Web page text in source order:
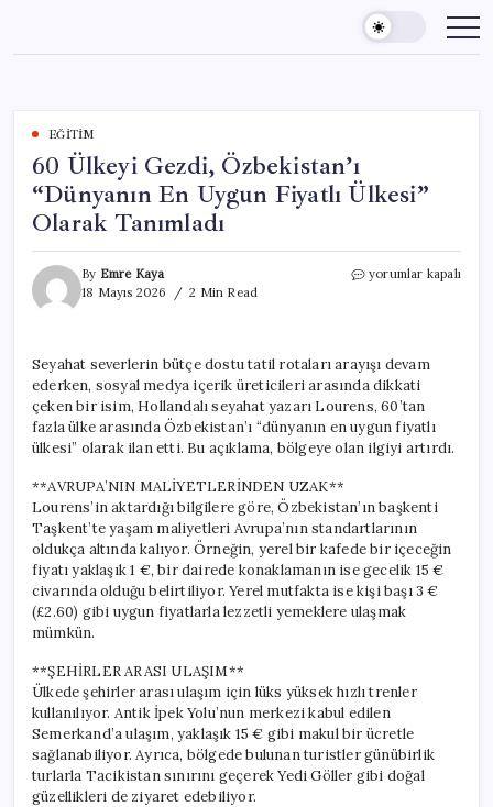
content
EĞITIM
60 Ülkeyi Gezdi, Özbekistan’ı
“Dünyanın En Uygun Fiyatlı Ülkesi”
Olarak Tanımladı
By Emre Kaya
18 Mayıs 2026
2 Min Read
60
En
Uygun
Fiyatlı
Ülkesi”
Olarak
Tanımladı
yorumlar kapalı
Seyahat severlerin bütçe dostu tatil rotaları arayışı devam
ederken, sosyal medya içerik üreticileri arasında dikkati
çeken bir isim, Hollandalı seyahat yazarı Lourens, 60’tan
fazla ülke arasında Özbekistan’ı “dünyanın en uygun fiyatlı
ülkesi” olarak ilan etti. Bu açıklama, bölgeye olan ilgiyi artırdı.
**AVRUPA’NIN MALİYETLERİNDEN UZAK**
Lourens’in aktardığı bilgilere göre, Özbekistan’ın başkenti
Taşkent’te yaşam maliyetleri Avrupa’nın standartlarının
oldukça altında kalıyor. Örneğin, yerel bir kafede bir içeceğin
fiyatı yaklaşık 1 €, bir dairede konaklamanın ise gecelik 15 €
civarında olduğu belirtiliyor. Yerel mutfakta ise kişi başı 3 €
(£2.60) gibi uygun fiyatlarla lezzetli yemeklere ulaşmak
mümkün.
**ŞEHİRLER ARASI ULAŞIM**
Ülkede şehirler arası ulaşım için lüks yüksek hızlı trenler
kullanılıyor. Antik İpek Yolu’nun merkezi kabul edilen
Semerkand’a ulaşım, yaklaşık 15 € gibi makul bir ücretle
sağlanabiliyor. Ayrıca, bölgede bulunan turistler günübirlik
turlarla Tacikistan sınırını geçerek Yedi Göller gibi doğal
güzellikleri de ziyaret edebiliyor.